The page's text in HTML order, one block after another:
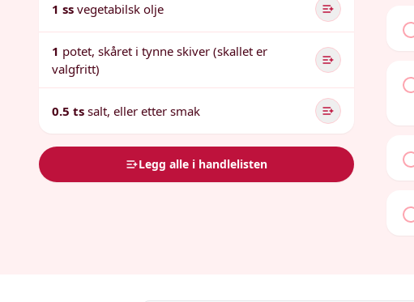
1 ss vegetabilsk olje
1 potet, skåret i tynne skiver (skallet er
valgfritt)
0.5 ts salt, eller etter smak
Legg alle i handlelisten